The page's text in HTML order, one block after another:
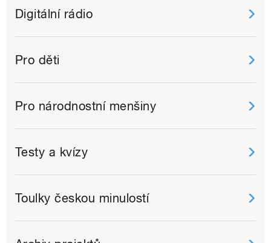
Digitální rádio
Pro děti
Pro národnostní menšiny
Testy a kvízy
Toulky českou minulostí